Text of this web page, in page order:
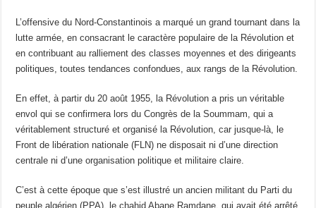
L’offensive du Nord-Constantinois a marqué un grand tournant dans la
lutte armée, en consacrant le caractère populaire de la Révolution et
en contribuant au ralliement des classes moyennes et des dirigeants
politiques, toutes tendances confondues, aux rangs de la Révolution.
En effet, à partir du 20 août 1955, la Révolution a pris un véritable
envol qui se confirmera lors du Congrès de la Soummam, qui a
véritablement structuré et organisé la Révolution, car jusque-là, le
Front de libération nationale (FLN) ne disposait ni d’une direction
centrale ni d’une organisation politique et militaire claire.
C’est à cette époque que s’est illustré un ancien militant du Parti du
peuple algérien (PPA), le chahid Abane Ramdane, qui avait été arrêté